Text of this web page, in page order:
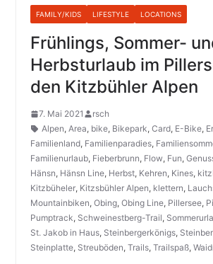
FAMILY/KIDS LIFESTYLE LOCATIONS
Frühlings, Sommer-
Herbsturlaub im
den Kitzbühler Alpen
7. Mai 2021
rsch
Alpen, Area, bike, Bikepark, Card, E-Bike,
Familienland, Familienparadies,
Familienurlaub, Fieberbrunn, Flow, Fun,
Hänsn, Hänsn Line, Herbst, Kehren, Kines,
Kitzbüheler, Kitzsbühler Alpen, klettern,
Mountainbiken, Obing, Obing Line, Pillersee,
Pumptrack, Schweinestberg-Trail,
St. Jakob in Haus, Steinbergerkönigs,
Steinplatte, Streuböden, Trails, Trailspaß,